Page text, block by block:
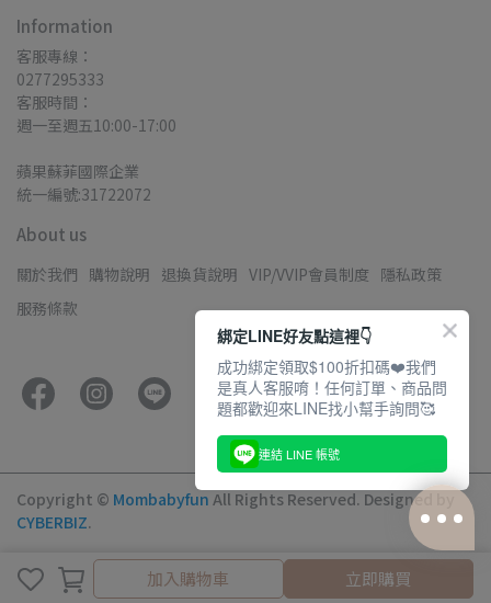
加入購物車
加入購物車 立即購買
Information
客服專線：
0277295333
客服時間：
週一至週五10:00-17:00
蘋果蘇菲國際企業
統一編號:31722072
About us
關於我們 購物說明 退換貨說明 VIP/VVIP會員制度 隱私政策
服務條款
Copyright © Mombabyfun All Rights Reserved. Designed by
CYBERBIZ.
綁定LINE好友點這裡👇
成功綁定領取$100折扣碼❤️我們
是真人客服唷！任何訂單、商品問
題都歡迎來LINE找小幫手詢問🥰
連結 LINE 帳號